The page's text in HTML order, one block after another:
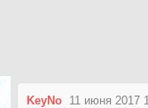
KeyNo 11 июня 2017